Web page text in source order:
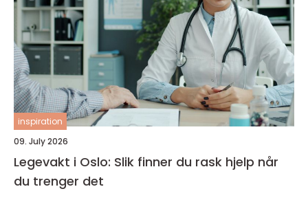
inspiration
09. July 2026
Legevakt i Oslo: Slik finner du rask hjelp når
du trenger det